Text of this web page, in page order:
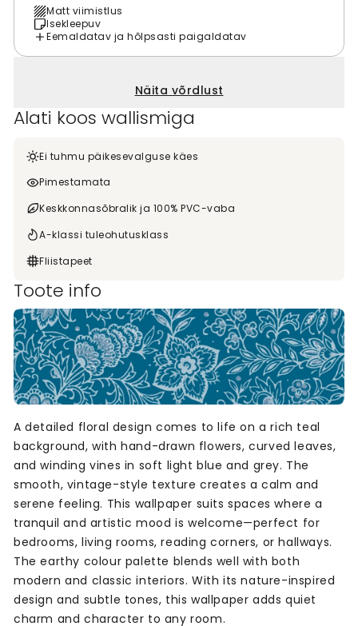
Matt viimistlus
Isekleepuv
Eemaldatav ja hõlpsasti paigaldatav
Näita võrdlust
Alati koos wallismiga
Ei tuhmu päikesevalguse käes
Pimestamata
Keskkonnasõbralik ja 100% PVC-vaba
A-klassi tuleohutusklass
Fliistapeet
Toote info
A detailed floral design comes to life on a rich teal
background, with hand-drawn flowers, curved leaves,
and winding vines in soft light blue and grey. The
smooth, vintage-style texture creates a calm and
serene feeling. This wallpaper suits spaces where a
tranquil and artistic mood is welcome—perfect for
bedrooms, living rooms, reading corners, or hallways.
The earthy colour palette blends well with both
modern and classic interiors. With its nature-inspired
design and subtle tones, this wallpaper adds quiet
charm and character to any room.